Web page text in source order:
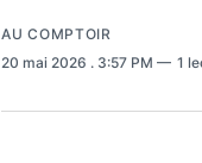
AU COMPTOIR
20 mai 2026 . 3:57 PM 1